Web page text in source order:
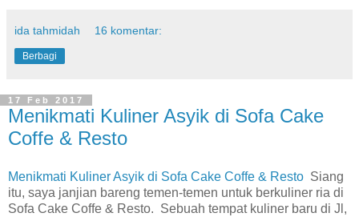
ida tahmidah 16 komentar:
Berbagi
17 Feb 2017
Menikmati Kuliner Asyik di Sofa Cake
Coffe & Resto
Menikmati Kuliner Asyik di Sofa Cake Coffe & Resto Siang
itu, saya janjian bareng temen-temen untuk berkuliner ria di
Sofa Cake Coffe & Resto. Sebuah tempat kuliner baru di Jl,